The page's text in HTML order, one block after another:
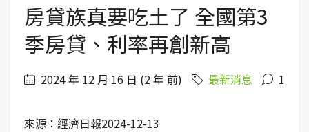
房貸族真要吃土了 全國第3
季房貸、利率再創新高
2024 年 12 月 16 日 (2 年 前) 最新消息 1
來源：經濟日報2024-12-13